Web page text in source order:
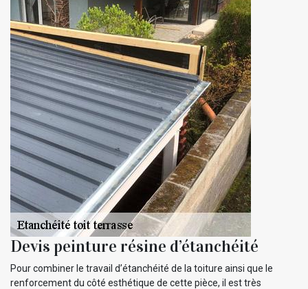
Devis peinture résine d’étanchéité
Pour combiner le travail d’étanchéité de la toiture ainsi que le
renforcement du côté esthétique de cette pièce, il est très